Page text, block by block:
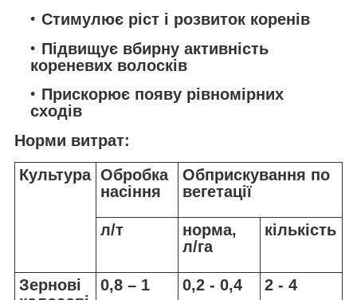
Стимулює ріст і розвиток коренів
Підвищує вбирну активність
кореневих волосків
Прискорює появу рівномірних
сходів
Норми витрат:
Культура Обробка
насіння
Обприскування по
вегетації
л/т
норма,
л/га
кількість
Зернові
0,8 – 1 0,2 - 0,4 2 - 4